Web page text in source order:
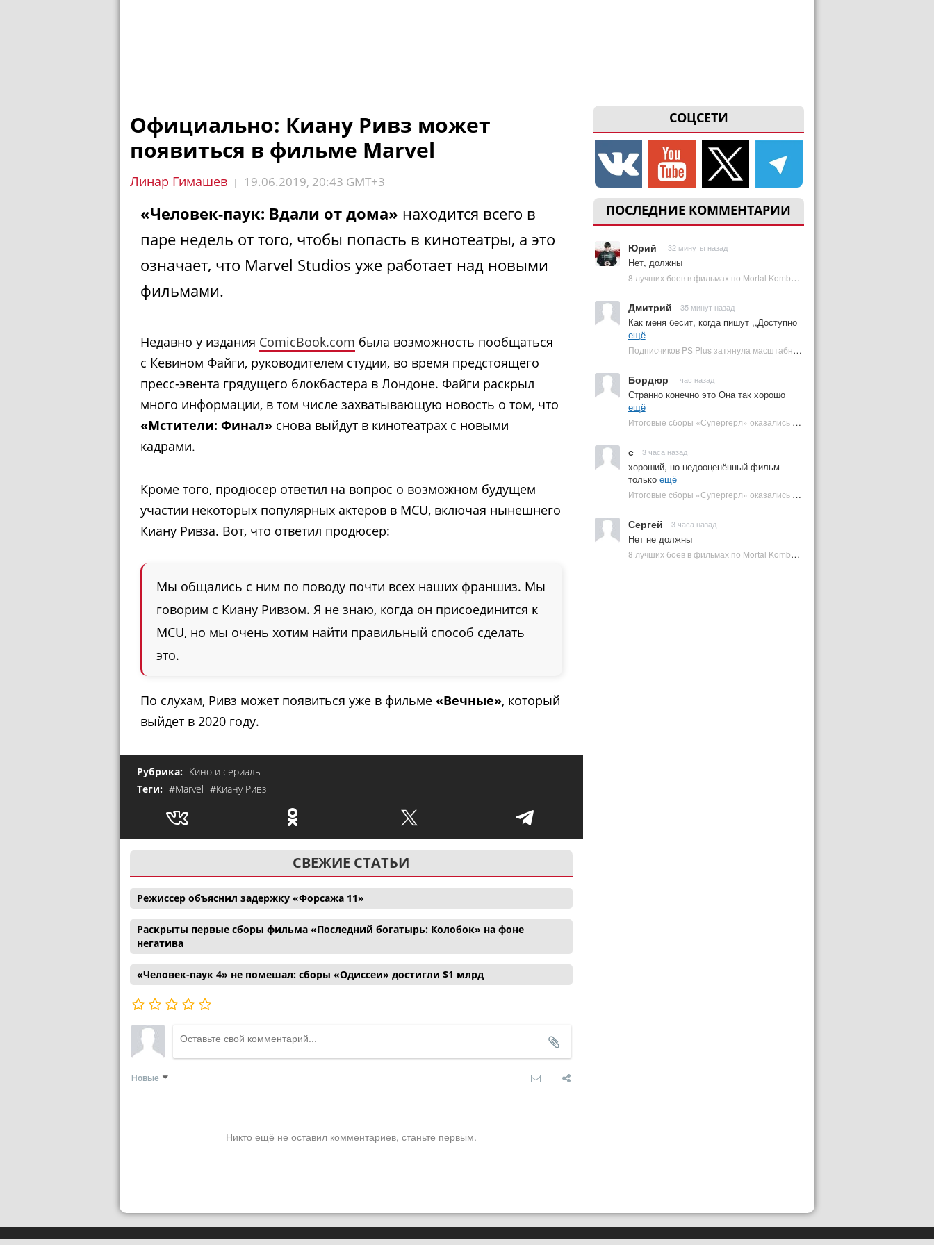
СОЦСЕТИ
ПОСЛЕДНИЕ КОММЕНТАРИИ
Юрий 32 минуты назад
Нет, должны
8 лучших боев в фильмах по Mortal Kombat: от «Смертельной битвы» до «Мортал Комбат 2» | Plugged In Ru
Дмитрий 35 минут назад
Как меня бесит, когда пишут ,,Доступно
ещё
Подписчиков PS Plus затянула масштабная RPG в духе Skyrim, которая доступна бесплатно | Plugged In Ru
Бордюр час назад
Странно конечно это Она так хорошо
ещё
Итоговые сборы «Супергерл» оказались худшими для DC за два десятилетия | Plugged In Ru
с 3 часа назад
хороший, но недооценённый фильм
только ещё
Итоговые сборы «Супергерл» оказались худшими для DC за два десятилетия | Plugged In Ru
Сергей 3 часа назад
Нет не должны
8 лучших боев в фильмах по Mortal Kombat: от «Смертельной битвы» до «Мортал Комбат 2» | Plugged In Ru
Официально: Киану Ривз может
появиться в фильме Marvel
Линар Гимашев | 19.06.2019, 20:43 GMT+3
«Человек-паук: Вдали от дома» находится всего в
паре недель от того, чтобы попасть в кинотеатры, а это
означает, что Marvel Studios уже работает над новыми
фильмами.
Недавно у издания ComicBook.com была возможность пообщаться
с Кевином Файги, руководителем студии, во время предстоящего
пресс-эвента грядущего блокбастера в Лондоне. Файги раскрыл
много информации, в том числе захватывающую новость о том, что
«Мстители: Финал» снова выйдут в кинотеатрах с новыми
кадрами.
Кроме того, продюсер ответил на вопрос о возможном будущем
участии некоторых популярных актеров в MCU, включая нынешнего
Киану Ривза. Вот, что ответил продюсер:
Мы общались с ним по поводу почти всех наших франшиз. Мы
говорим с Киану Ривзом. Я не знаю, когда он присоединится к
MCU, но мы очень хотим найти правильный способ сделать
это.
По слухам, Ривз может появиться уже в фильме «Вечные», который
выйдет в 2020 году.
Рубрика: Кино и сериалы
Теги: #Marvel #Киану Ривз
СВЕЖИЕ СТАТЬИ
Режиссер объяснил задержку «Форсажа 11»
Раскрыты первые сборы фильма «Последний богатырь: Колобок» на фоне
негатива
«Человек-паук 4» не помешал: сборы «Одиссеи» достигли $1 млрд
Новые
Никто ещё не оставил комментариев, станьте первым.